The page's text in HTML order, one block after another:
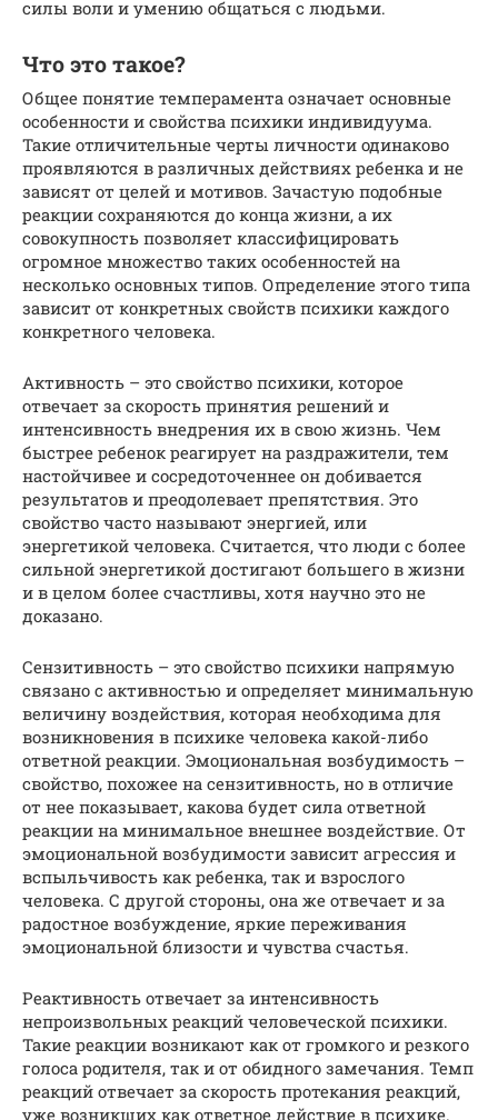
силы воли и умению общаться с людьми.
Что это такое?
Общее понятие темперамента означает основные
особенности и свойства психики индивидуума.
Такие отличительные черты личности одинаково
проявляются в различных действиях ребенка и не
зависят от целей и мотивов. Зачастую подобные
реакции сохраняются до конца жизни, а их
совокупность позволяет классифицировать
огромное множество таких особенностей на
несколько основных типов. Определение этого типа
зависит от конкретных свойств психики каждого
конкретного человека.
Активность – это свойство психики, которое
отвечает за скорость принятия решений и
интенсивность внедрения их в свою жизнь. Чем
быстрее ребенок реагирует на раздражители, тем
настойчивее и сосредоточеннее он добивается
результатов и преодолевает препятствия. Это
свойство часто называют энергией, или
энергетикой человека. Считается, что люди с более
сильной энергетикой достигают большего в жизни
и в целом более счастливы, хотя научно это не
доказано.
Сензитивность – это свойство психики напрямую
связано с активностью и определяет минимальную
величину воздействия, которая необходима для
возникновения в психике человека какой-либо
ответной реакции. Эмоциональная возбудимость –
свойство, похожее на сензитивность, но в отличие
от нее показывает, какова будет сила ответной
реакции на минимальное внешнее воздействие. От
эмоциональной возбудимости зависит агрессия и
вспыльчивость как ребенка, так и взрослого
человека. С другой стороны, она же отвечает и за
радостное возбуждение, яркие переживания
эмоциональной близости и чувства счастья.
Реактивность отвечает за интенсивность
непроизвольных реакций человеческой психики.
Такие реакции возникают как от громкого и резкого
голоса родителя, так и от обидного замечания. Темп
реакций отвечает за скорость протекания реакций,
уже возникших как ответное действие в психике.